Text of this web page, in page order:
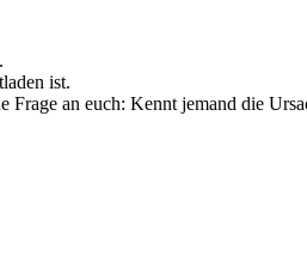
ist.
Frage an euch: Kennt jemand die